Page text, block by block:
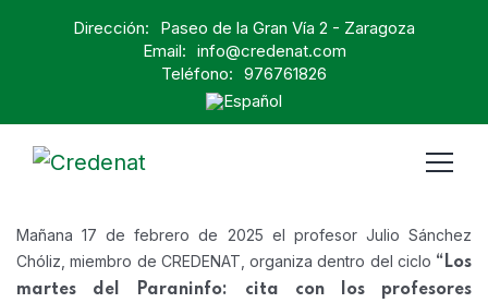
Dirección:
Paseo de la Gran Vía 2 - Zaragoza
Email: info@credenat.com
Teléfono: 976761826
Mañana 17 de febrero de 2025 el profesor Julio Sánchez
Chóliz, miembro de CREDENAT, organiza dentro del ciclo “Los
martes del Paraninfo: cita con los profesores